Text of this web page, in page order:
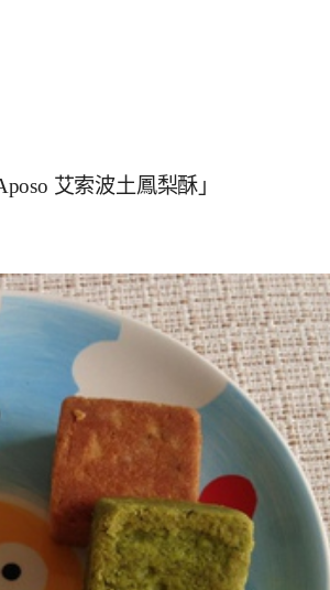
艾索波土鳳梨酥」